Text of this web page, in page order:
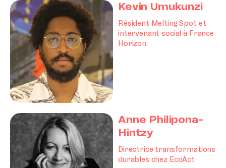
Kevin Umukunzi
Résident Melting Spot et
intervenant social à France
Horizon
Anne Philipona-
Hintzy
Directrice transformations
durables chez EcoAct